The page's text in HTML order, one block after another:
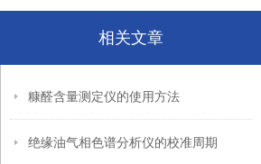
相关文章
糠醛含量测定仪的使用方法
绝缘油气相色谱分析仪的校准周期